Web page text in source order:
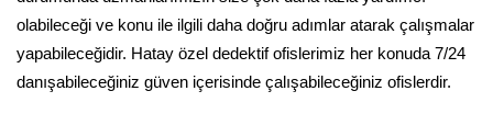
olabileceği ve konu ile ilgili daha doğru adımlar atarak çalışmalar
yapabileceğidir. Hatay özel dedektif ofislerimiz her konuda 7/24
danışabileceğiniz güven içerisinde çalışabileceğiniz ofislerdir.